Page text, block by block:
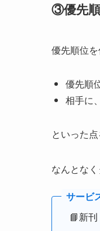
③優先
優先順位を
優先順
相手に
といった
なんとな
📘新